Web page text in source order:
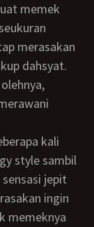
memek
merasakan
dahsyat.
style sambil
jepit
ingin
memeknya